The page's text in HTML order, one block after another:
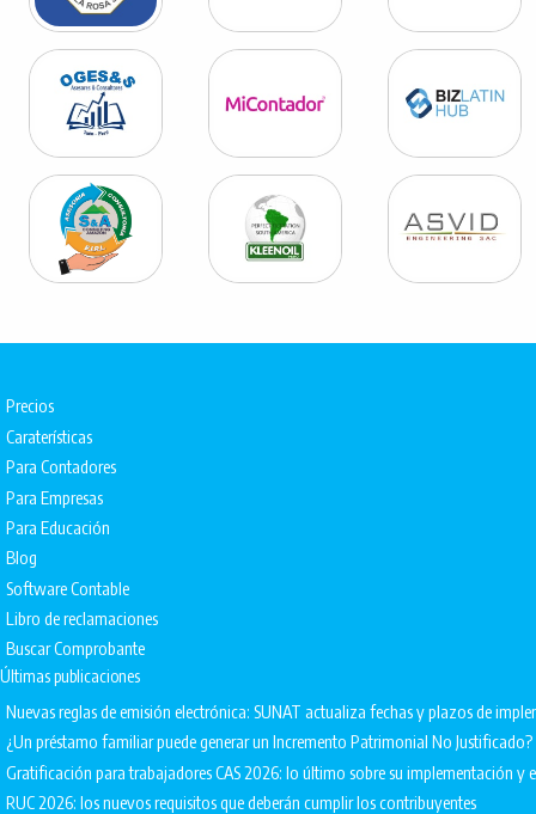
Precios
Caraterísticas
Para Contadores
Para Empresas
Para Educación
Blog
Software Contable
Libro de reclamaciones
Buscar Comprobante
Últimas publicaciones
Nuevas reglas de emisión electrónica: SUNAT actualiza fechas y plazos de
¿Un préstamo familiar puede generar un Incremento Patrimonial No Justificado?
Gratificación para trabajadores CAS 2026: lo último sobre su implementación
RUC 2026: los nuevos requisitos que deberán cumplir los contribuyentes